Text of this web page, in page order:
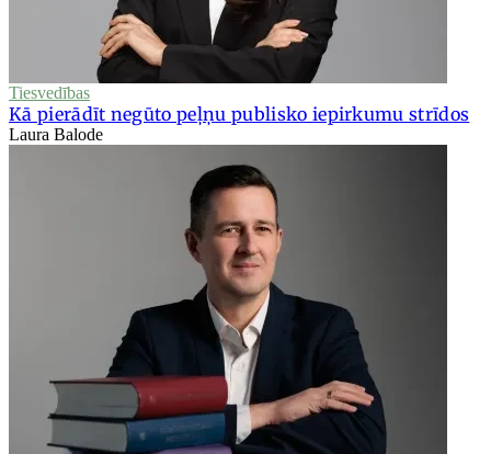
Tiesvedības
Kā pierādīt negūto peļņu publisko iepirkumu strīdos
Laura Balode